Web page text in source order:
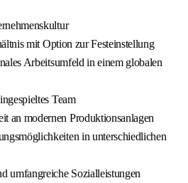
mit Option zur Festeinstellung
Arbeitsumfeld in einem globalen
Team
an modernen Produktionsanlagen
in unterschiedlichen
umfangreiche Sozialleistungen